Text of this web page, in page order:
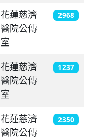
花蓮慈濟
醫院公傳
室
2968
花蓮慈濟
醫院公傳
室
1237
花蓮慈濟
醫院公傳
2350